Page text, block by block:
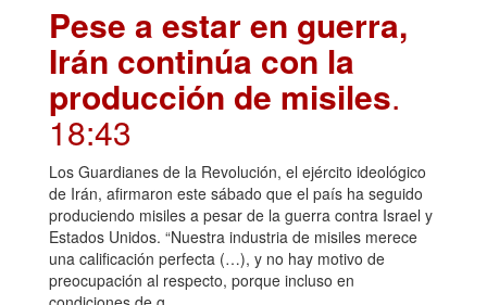
Pese a estar en guerra,
Irán continúa con la
producción de misiles.
18:43
Los Guardianes de la Revolución, el ejército ideológico
de Irán, afirmaron este sábado que el país ha seguido
produciendo misiles a pesar de la guerra contra Israel y
Estados Unidos. “Nuestra industria de misiles merece
una calificación perfecta (…), y no hay motivo de
preocupación al respecto, porque incluso en